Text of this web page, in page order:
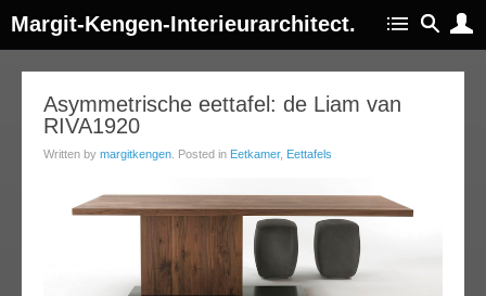
Margit-Kengen-Interieurarchitect.
Asymmetrische eettafel: de Liam van
RIVA1920
Written by margitkengen . Posted in Eetkamer, Eettafels